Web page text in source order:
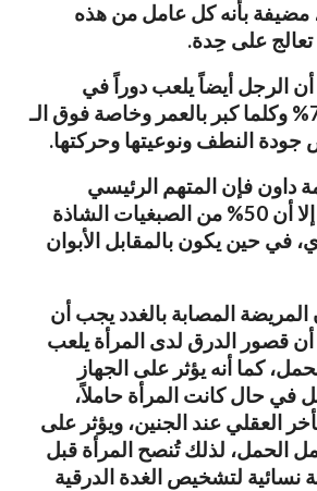
مضيفة بأنه كل عامل من هذه
تعالج على حِدة.
الرجل أيضاً يلعب دوراً في
الإسقاط بنسبة 70% وكلما كبر بالعمر وخاصة فوق الـ
داون فإن المتهم الرئيسي
للمرض هو العمر، إلا أن 50% من الصبغيات الشاذة
حين يكون بالمقابل الأبوان
المريضة المصابة بالغدد يجب أن
قصور الدرق لدى المرأة يلعب
كما أنه يؤثر على الجهاز
في حال كانت المرأة حاملاً،
العقلي عند الجنين، ويؤثر على
الحمل، لذلك تُنصح المرأة قبل
نسائية لتشخيص الغدة الدرقية